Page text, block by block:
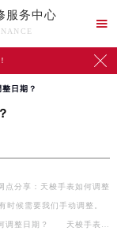
服务中心


日期？
分享：天梭手表如何调整
时候需要我们手动调整。
调整日期？ 天梭手表调